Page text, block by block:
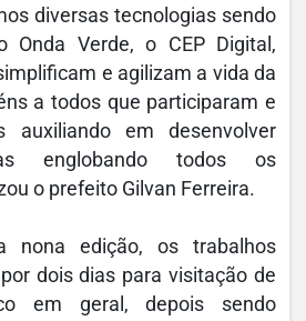
diversas tecnologias sendo
Onda Verde, o CEP Digital,
e agilizam a vida da
a todos que participaram e
auxiliando em desenvolver
englobando todos os
o prefeito Gilvan Ferreira.
nona edição, os trabalhos
dois dias para visitação de
em geral, depois sendo